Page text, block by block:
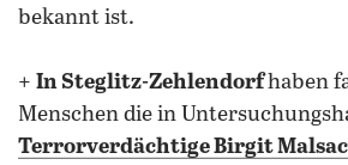
bekannt ist.
+ In Steglitz-Zehlendorfhaben
Menschen die in
Terrorverdächtige Birgit